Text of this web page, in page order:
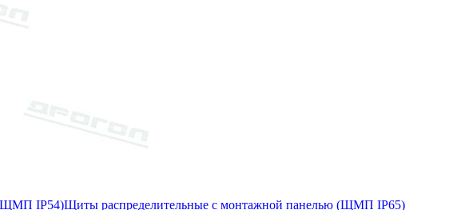
(ЩМП IP54)Щиты распределительные с монтажной панелью (ЩМП IP65)